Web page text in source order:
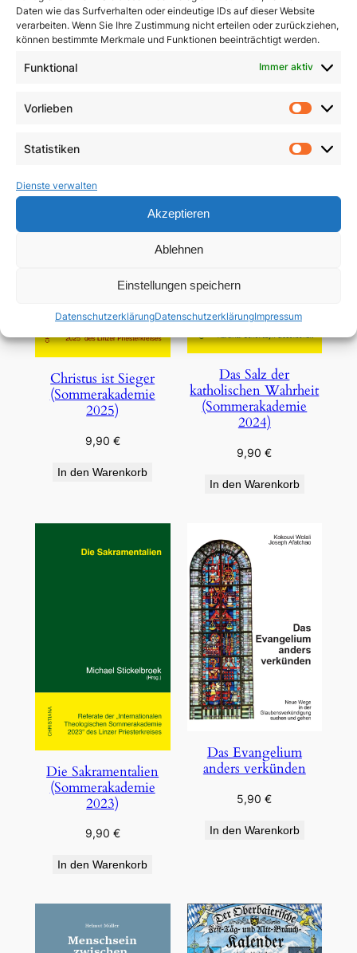
Daten wie das Surfverhalten oder eindeutige IDs auf dieser Website
verarbeiten. Wenn Sie Ihre Zustimmung nicht erteilen oder zurückziehen,
können bestimmte Merkmale und Funktionen beeinträchtigt werden.
Funktional Immer aktiv
Vorlieben
Statistiken
Dienste verwalten
Akzeptieren
Ablehnen
Einstellungen speichern
DatenschutzerklärungDatenschutzerklärungImpressum
5,00€
(Motiv D: Maria
Vesperbild)
Christus ist Sieger
(Sommerakademie
2025)
9,90 €
In den Warenkorb
Das Salz der
katholischen Wahrheit
(Sommerakademie
2024)
9,90€
In den Warenkorb
Die Sakramentalien
(Sommerakademie
2023)
9,90 €
In den Warenkorb
Das Evangelium
anders verkünden
5,90€
In den Warenkorb